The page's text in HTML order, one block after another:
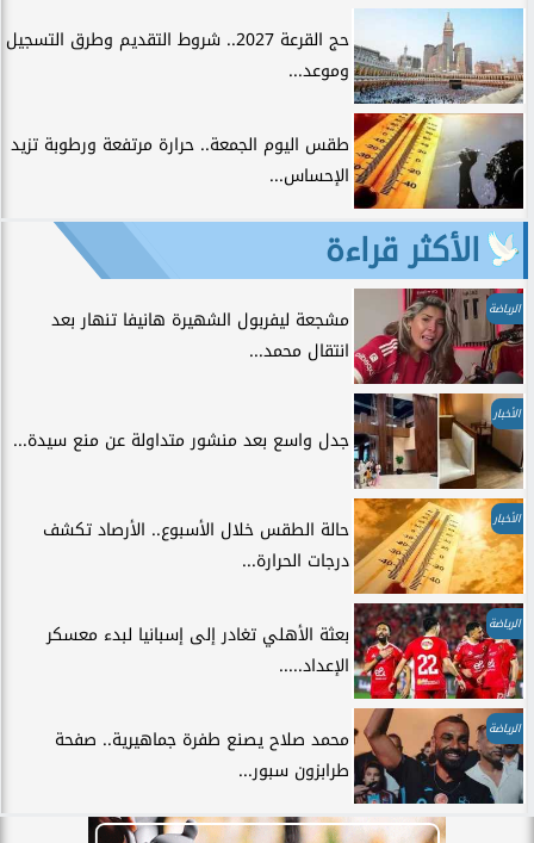
حج القرعة 2027.. شروط التقديم وطرق التسجيل
وموعد...
طقس اليوم الجمعة.. حرارة مرتفعة ورطوبة تزيد
الإحساس...
الأكثر قراءة
الرياضة
مشجعة ليفربول الشهيرة هانيفا تنهار بعد
انتقال محمد...
الأخبار
جدل واسع بعد منشور متداولة عن منع سيدة...
الأخبار
حالة الطقس خلال الأسبوع.. الأرصاد تكشف
درجات الحرارة...
الرياضة
بعثة الأهلي تغادر إلى إسبانيا لبدء معسكر
الإعداد.....
الرياضة
محمد صلاح يصنع طفرة جماهيرية.. صفحة
طرابزون سبور...